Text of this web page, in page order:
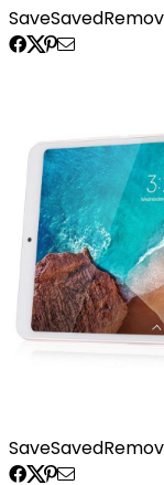
SaveSaved
SaveSaved